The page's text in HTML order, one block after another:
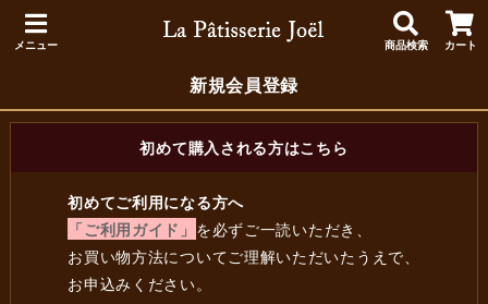
メニュー 商品検索 カート
新規会員登録
初めて購入される方はこちら
初めてご利用になる方へ
「ご利用ガイド」 を必ずご一読いただき、
お買い物方法についてご理解いただいたうえで、
お申込みください。